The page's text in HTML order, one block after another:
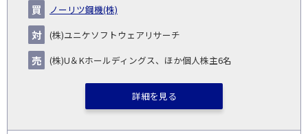
ノーリツ鋼機(株)
(株)ユニケソフトウェアリサーチ
(株)U＆Kホールディングス、ほか個人株主6名
詳細を見る